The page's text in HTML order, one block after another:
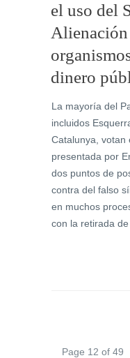
el uso del
Alienación
dinero
La mayoría del
incluidos
Catalunya, votan
presentada por
dos puntos de
contra del falso
en muchos
con la retirada
Page 12 of 49